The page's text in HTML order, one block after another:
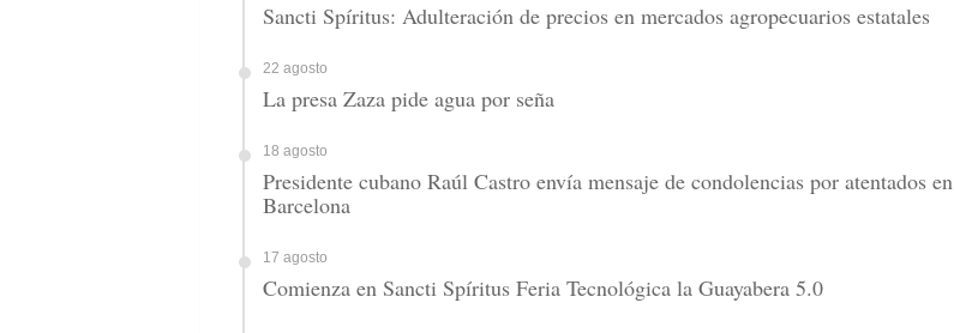
Sancti Spíritus: Adulteración de precios en mercados agropecuarios estatales
22 agosto
La presa Zaza pide agua por seña
18 agosto
Presidente cubano Raúl Castro envía mensaje de condolencias por atentados en
Barcelona
17 agosto
Comienza en Sancti Spíritus Feria Tecnológica la Guayabera 5.0